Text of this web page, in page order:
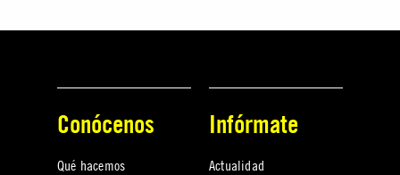
Conócenos
Qué hacemos
Infórmate
Actualidad